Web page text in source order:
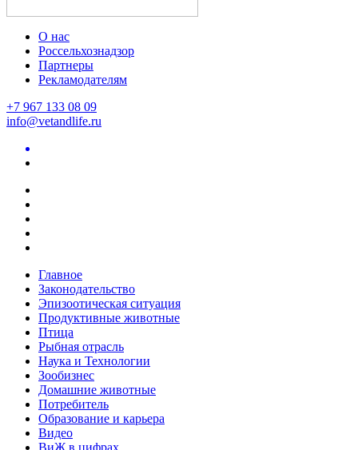
О нас
Россельхознадзор
Партнеры
Рекламодателям
+7 967 133 08 09
info@vetandlife.ru
Главное
Законодательство
Эпизоотическая ситуация
Продуктивные животные
Птица
Рыбная отрасль
Наука и Технологии
Зообизнес
Домашние животные
Потребитель
Образование и карьера
Видео
ВиЖ в цифрах